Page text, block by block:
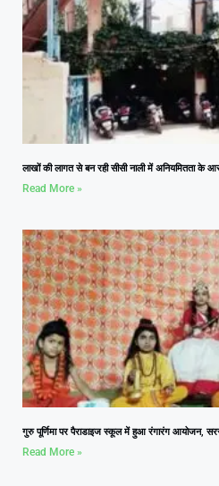
लाखों की लागत से बन रही सीसी नाली में अनियमितता के
Read More »
गुरु पूर्णिमा पर पैराडाइज स्कूल में हुआ रंगारंग आयोजन,
Read More »